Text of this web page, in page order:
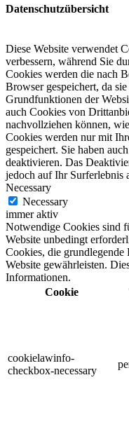
Datenschutzübersicht
Diese Website verwendet
verbessern, während Sie
Cookies werden die nach
Browser gespeichert, da
Grundfunktionen der
auch Cookies von
nachvollziehen können,
Cookies werden nur mit
gespeichert. Sie haben
deaktivieren. Das
jedoch auf Ihr Surferlebnis
Necessary
Necessary
immer aktiv
Notwendige Cookies sind
Website unbedingt
Cookies, die grundlegende
Website gewährleisten.
Informationen.
Cookie
cookielawinfo-
checkbox-necessary